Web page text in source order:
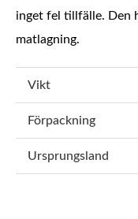
inget fel tillfälle. Den
matlagning.
Vikt
Förpackning
Ursprungsland